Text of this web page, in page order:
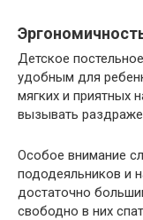
Детское
удобным для
мягких и приятных
вызывать
Особое внимание
пододеяльников и
достаточно
свободно в них